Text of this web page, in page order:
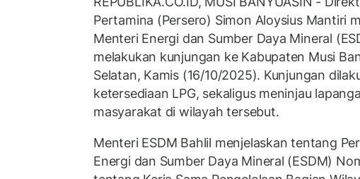
Pertamina (Persero) Simon Aloysius Mantiri
Menteri Energi dan Sumber Daya Mineral
melakukan kunjungan ke Kabupaten Musi
Selatan, Kamis (16/10/2025). Kunjungan
ketersediaan LPG, sekaligus meninjau
masyarakat di wilayah tersebut.
Menteri ESDM Bahlil menjelaskan tentang
Energi dan Sumber Daya Mineral (ESDM)